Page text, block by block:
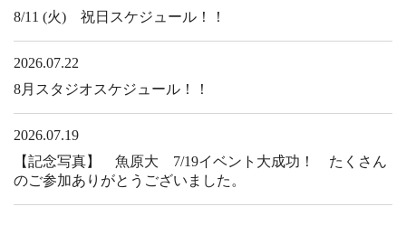
8/11 (火) 祝日スケジュール！！
2026.07.22
8月スタジオスケジュール！！
2026.07.19
【記念写真】 魚原大 7/19イベント大成功！ たくさん
のご参加ありがとうございました。